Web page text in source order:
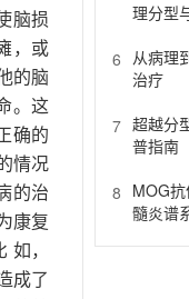
脑损
，或
的脑
。这
确的
情况
的治
康复
，
成了
理分型
6
从病理
治疗
7 超越分
普指南
8 MOG
髓炎谱